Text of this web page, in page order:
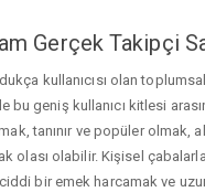
Gerçek Takipçi
kullanıcısı olan
bu geniş kullanıcı kitlesi
tanınır ve popüler olmak,
olası olabilir. Kişisel
bir emek harcamak ve